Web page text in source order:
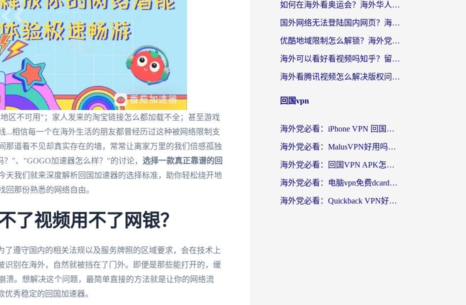
区不可用"；家人发来的淘宝链接怎么都加载不全；甚至游戏
...相信每一个在海外生活的朋友都曾经历过这种被网络限制支
那道看不见却真实存在的墙，常常让离家万里的我们倍感孤独
"、"GOGO加速器怎么样？"的讨论， 选择一款真正靠谱的回
天我们就来深度解析回国加速器的选择标准，助你轻松绕开地
那份熟悉的网络自由。
了视频用不了网银？
了遵守国内的相关法规以及服务牌照的区域要求，会在技术上
识别在海外，自然就被挡在了门外。即便是那些能打开的，缓
溃。想解决这个问题，最简单直接的方法就是让你的网络流
秀稳定的回国加速器。
如何在海外看奥运会？海外华人必看的体育赛事直播终极指南
国外网络无法登陆国内网页？海外党必看：选对回国加速器实现无缝访问
优酷地域限制怎么解锁？海外党亲测有效的追剧自由指南
海外可以看好看视频吗知乎？留学生亲测有效的回国追剧解决方案
海外看腾讯视频怎么解决版权问题呢？3步让你轻松解锁国内影视自由
回国vpn
海外党必看：iPhone VPN 回国怎么选？一篇搞定无缝访问国内资源
海外党必看：MalusVPN好用吗？和畅游VPN对比哪个回国效果更好？附穿梭飞鱼神龟真实体验
海外党必看：回国VPN APK怎么选？3步教你无缝刷国内剧玩国服
海外党必看：电脑vpn免费dcard真的靠谱吗？教你选对回国加速器无缝访问国内资源
海外党必看：Quickback VPN好用吗？和小黑牛VPN对比哪个回国效果更好？附真实体验+避坑指南